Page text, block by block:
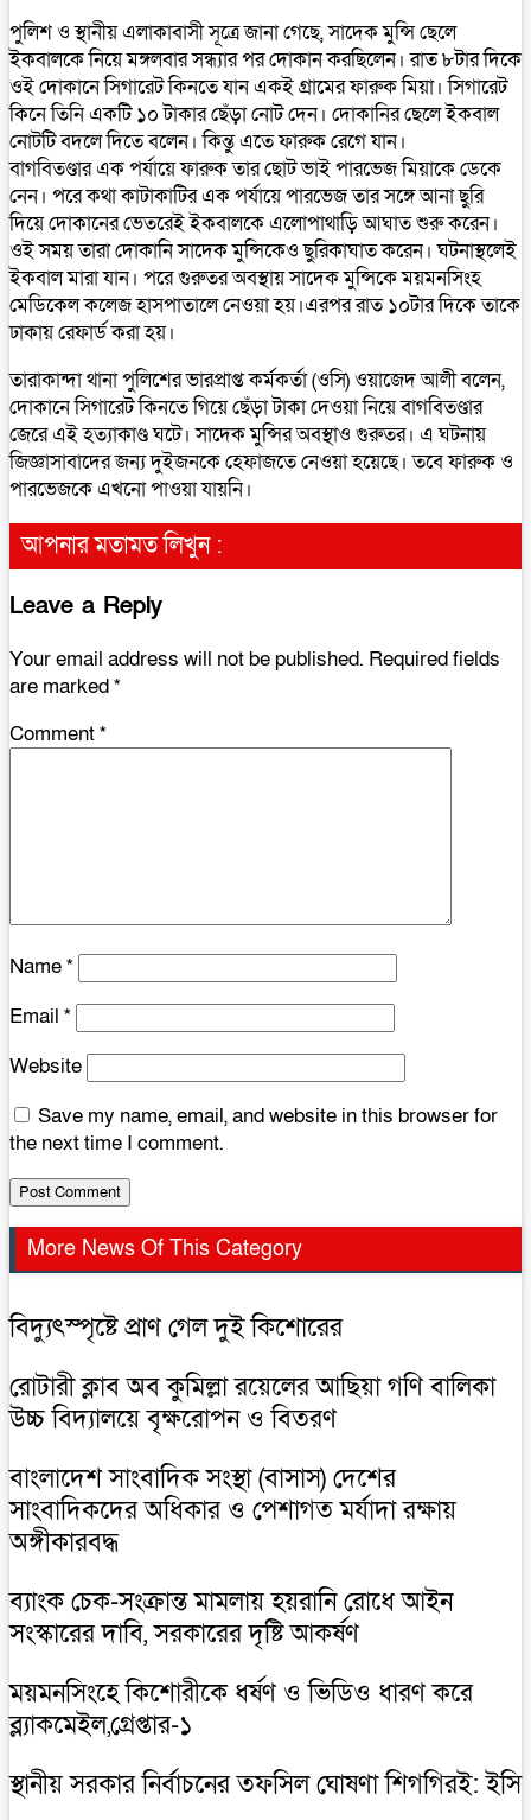
পুলিশ ও স্থানীয় এলাকাবাসী সূত্রে জানা গেছে, সাদেক মুন্সি ছেলে
ইকবালকে নিয়ে মঙ্গলবার সন্ধ্যার পর দোকান করছিলেন। রাত ৮টার দিকে
ওই দোকানে সিগারেট কিনতে যান একই গ্রামের ফারুক মিয়া। সিগারেট
কিনে তিনি একটি ১০ টাকার ছেঁড়া নোট দেন। দোকানির ছেলে ইকবাল
নোটটি বদলে দিতে বলেন। কিন্তু এতে ফারুক রেগে যান।
বাগবিতণ্ডার এক পর্যায়ে ফারুক তার ছোট ভাই পারভেজ মিয়াকে ডেকে
নেন। পরে কথা কাটাকাটির এক পর্যায়ে পারভেজ তার সঙ্গে আনা ছুরি
দিয়ে দোকানের ভেতরেই ইকবালকে এলোপাথাড়ি আঘাত শুরু করেন।
ওই সময় তারা দোকানি সাদেক মুন্সিকেও ছুরিকাঘাত করেন। ঘটনাস্থলেই
ইকবাল মারা যান। পরে গুরুতর অবস্থায় সাদেক মুন্সিকে ময়মনসিংহ
মেডিকেল কলেজ হাসপাতালে নেওয়া হয়।এরপর রাত ১০টার দিকে তাকে
ঢাকায় রেফার্ড করা হয়।
তারাকান্দা থানা পুলিশের ভারপ্রাপ্ত কর্মকর্তা (ওসি) ওয়াজেদ আলী বলেন,
দোকানে সিগারেট কিনতে গিয়ে ছেঁড়া টাকা দেওয়া নিয়ে বাগবিতণ্ডার
জেরে এই হত্যাকাণ্ড ঘটে। সাদেক মুন্সির অবস্থাও গুরুতর। এ ঘটনায়
জিজ্ঞাসাবাদের জন্য দুইজনকে হেফাজতে নেওয়া হয়েছে। তবে ফারুক ও
পারভেজকে এখনো পাওয়া যায়নি।
আপনার মতামত লিখুন :
Leave a Reply
Your email address will not be published. Required fields
are marked*
Comment*
Name*
Email *
Website
Save my name, email, and website in this browser for
the next time I comment.
More News Of This Category
বিদ্যুৎস্পৃষ্টে প্রাণ গেল দুই কিশোরের
রোটারী ক্লাব অব কুমিল্লা রয়েলের আছিয়া গণি বালিকা
উচ্চ বিদ্যালয়ে বৃক্ষরোপন ও বিতরণ
বাংলাদেশ সাংবাদিক সংস্থা (বাসাস) দেশের
সাংবাদিকদের অধিকার ও পেশাগত মর্যাদা রক্ষায়
অঙ্গীকারবদ্ধ
ব্যাংক চেক-সংক্রান্ত মামলায় হয়রানি রোধে আইন
সংস্কারের দাবি, সরকারের দৃষ্টি আকর্ষণ
ময়মনসিংহে কিশোরীকে ধর্ষণ ও ভিডিও ধারণ করে
ব্ল্যাকমেইল,গ্রেপ্তার-১
স্থানীয় সরকার নির্বাচনের তফসিল ঘোষণা শিগগিরই: ইসি